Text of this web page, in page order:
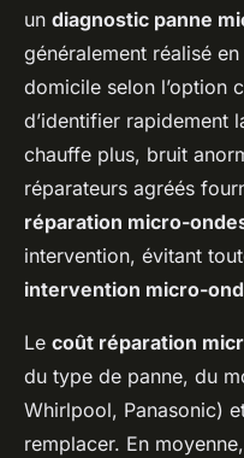
un diagnostic panne
généralement réalisé
domicile selon l’option
d’identifier rapidement
chauffe plus, bruit
réparateurs agréés
réparation micro-
intervention, évitant
intervention micro-
Le coût réparation
du type de panne, du
Whirlpool, Panasonic)
remplacer. En